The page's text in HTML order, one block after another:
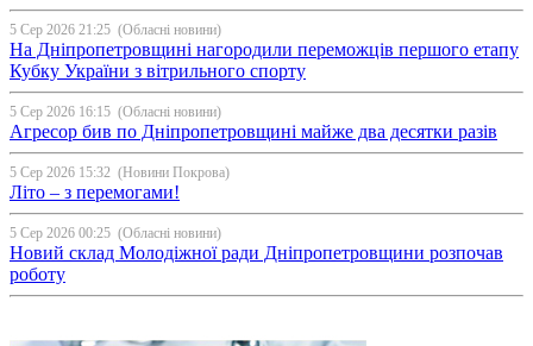
5 Сер 2026 21:25 (Обласні новини)
На Дніпропетровщині нагородили переможців першого етапу
Кубку України з вітрильного спорту
5 Сер 2026 16:15 (Обласні новини)
Агресор бив по Дніпропетровщині майже два десятки разів
5 Сер 2026 15:32 (Новини Покрова)
Літо – з перемогами!
5 Сер 2026 00:25 (Обласні новини)
Новий склад Молодіжної ради Дніпропетровщини розпочав
роботу